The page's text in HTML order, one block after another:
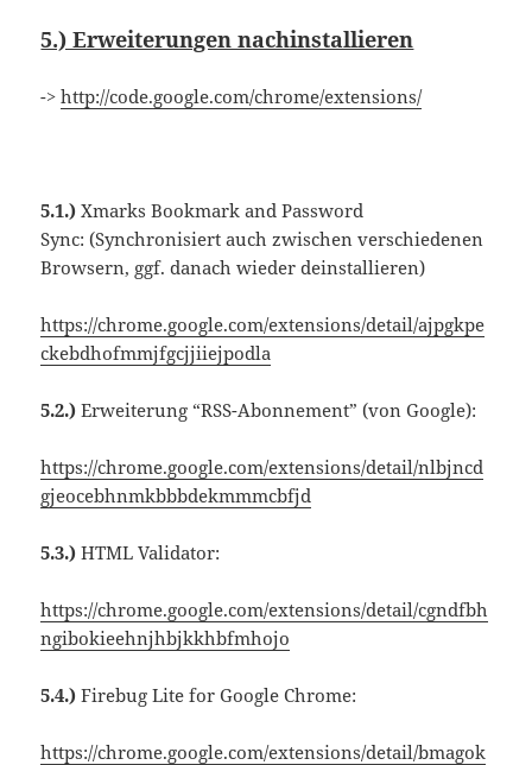
5.) Erweiterungen nachinstallieren
->http://code.google.com/chrome/extensions/
5.1.)Xmarks Bookmark and Password
Sync: (Synchronisiert auch zwischen verschiedenen
Browsern, ggf. danach wieder deinstallieren)
https://chrome.google.com/extensions/detail/ajpgkpe
ckebdhofmmjfgcjjiiejpodla
5.2.) Erweiterung “RSS-Abonnement” (von Google):
https://chrome.google.com/extensions/detail/nlbjncd
gjeocebhnmkbbbdekmmmcbfjd
5.3.) HTML Validator:
https://chrome.google.com/extensions/detail/cgndfbh
ngibokieehnjhbjkkhbfmhojo
5.4.) Firebug Lite for Google Chrome:
https://chrome.google.com/extensions/detail/bmagok